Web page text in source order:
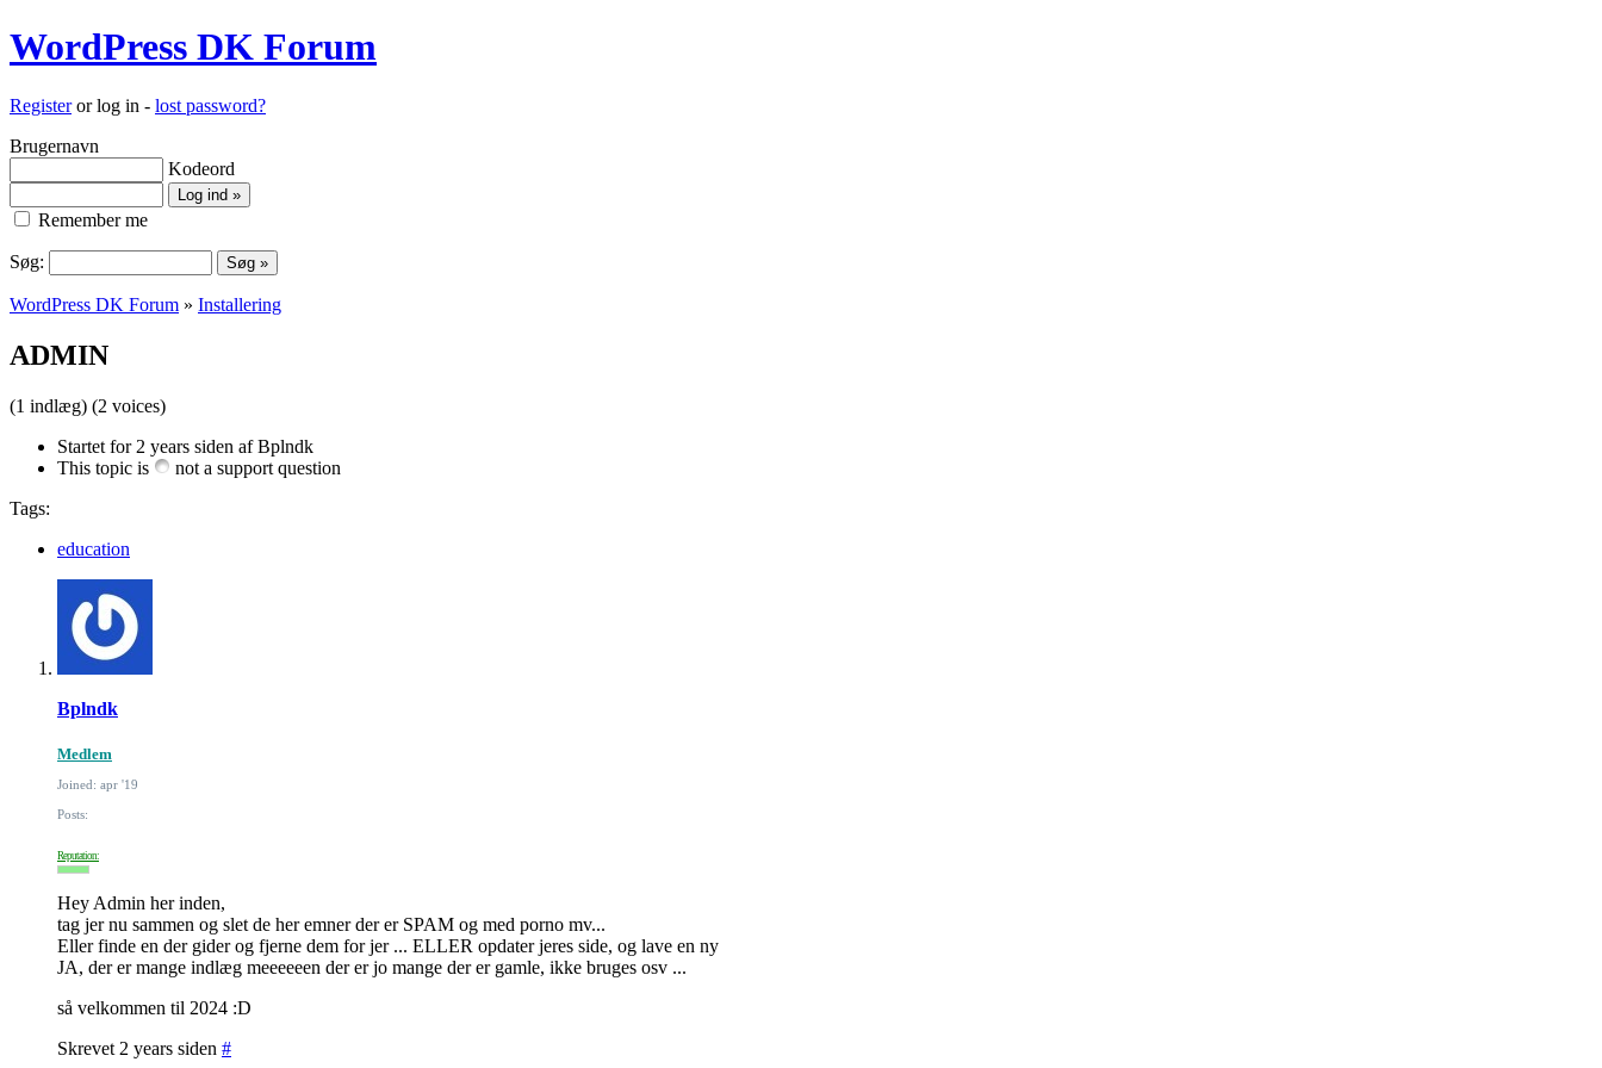
WordPress DK Forum
Registeror log in - lost password?
Brugernavn
Kodeord
Remember me
Søg:
WordPress DK Forum » Installering
ADMIN
(1 indlæg) (2 voices)
Startet for 2 years siden af Bplndk
This topic is
not a support question
Tags:
education
Bplndk
Medlem
Joined: apr '19
Posts:
Reputation:
Hey Admin her inden,
tag jer nu sammen og slet de her emner der er SPAM og med porno mv...
Eller finde en der gider og fjerne dem for jer ... ELLER opdater jeres side, og lave en ny
JA, der er mange indlæg meeeeeen der er jo mange der er gamle, ikke bruges osv ...
så velkommen til 2024 :D
Skrevet 2 years siden #